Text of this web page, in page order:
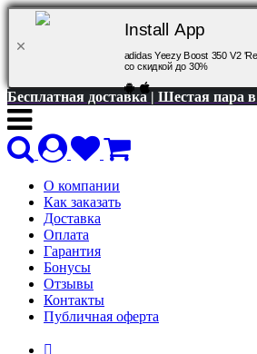
Install App
adidas Yeezy Boost 350 V2
со скидкой до 30%
Бесплатная доставка | Шестая пара
О компании
Как заказать
Доставка
Оплата
Гарантия
Бонусы
Отзывы
Контакты
Публичная оферта